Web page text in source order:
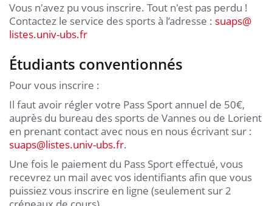
Vous n'avez pu vous inscrire. Tout n'est pas perdu !
Contactez le service des sports à l’adresse : suaps@
listes.univ-ubs.fr
Étudiants conventionnés
Pour vous inscrire :
Il faut avoir régler votre Pass Sport annuel de 50€,
auprès du bureau des sports de Vannes ou de Lorient
en prenant contact avec nous en nous écrivant sur :
suaps@listes.univ-ubs.fr.
Une fois le paiement du Pass Sport effectué, vous
recevrez un mail avec vos identifiants afin que vous
puissiez vous inscrire en ligne (seulement sur 2